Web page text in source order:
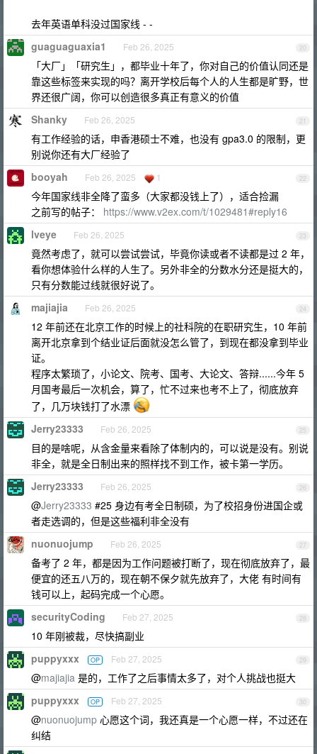
去年英语单科没过国家线 - -
20
guaguaguaxia1 Feb 26, 2025
「大厂」「研究生」，都毕业十年了，你对自己的价值认同还是
靠这些标签来实现的吗？离开学校后每个人的人生都是旷野，世
界还很广阔，你可以创造很多真正有意义的价值
21
Shanky Feb 26, 2025
有工作经验的话，申香港硕士不难，也没有 gpa3.0 的限制，更
别说你还有大厂经验了
22
booyah Feb 26, 2025 1
今年国家线非全降了蛮多（大家都没钱上了），适合捡漏
之前写的帖子： https://www.v2ex.com/t/1029481#reply16
23
lveye Feb 26, 2025
竟然考虑了，就可以尝试尝试，毕竟你读或者不读都是过 2 年，
看你想体验什么样的人生了。另外非全的分数水分还是挺大的，
只有分数能过线就很好说了。
24
majiajia Feb 26, 2025
12 年前还在北京工作的时候上的社科院的在职研究生，10 年前
离开北京拿到个结业证后面就没怎么管了，到现在都没拿到毕业
证。
程序太繁琐了，小论文、院考、国考、大论文、答辩......今年 5
月国考最后一次机会，算了，忙不过来也考不上了，彻底放弃
了，几万块钱打了水漂
25
Jerry23333 Feb 26, 2025
目的是啥呢，从含金量来看除了体制内的，可以说是没有。别说
非全，就是全日制出来的照样找不到工作，被卡第一学历。
26
Jerry23333 Feb 26, 2025
@Jerry23333 #25 身边有考全日制硕，为了校招身份进国企或
者走选调的，但是这些福利非全没有
27
nuonuojump Feb 26, 2025
备考了 2 年，都是因为工作问题被打断了，现在彻底放弃了，最
便宜的还五八万的，现在朝不保夕就先放弃了，大佬 有时间有
钱可以上，起码完成一个心愿。
28
securityCoding Feb 27, 2025
10 年刚被裁，尽快搞副业
29
puppyxxx OP Feb 27, 2025
@majiajia 是的，工作了之后事情太多了，对个人挑战也挺大
30
puppyxxx OP Feb 27, 2025
@nuonuojump 心愿这个词，我还真是一个心愿一样，不过还在
纠结